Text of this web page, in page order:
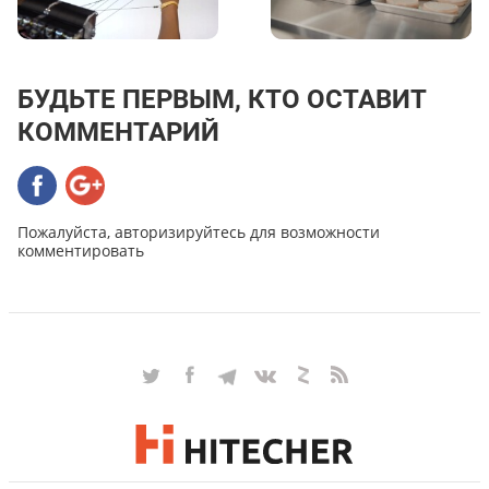
БУДЬТЕ ПЕРВЫМ, КТО ОСТАВИТ
КОММЕНТАРИЙ
Пожалуйста, авторизируйтесь для возможности
комментировать